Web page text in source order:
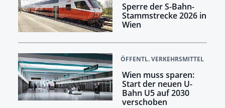
Sperre der S-Bahn-
Stammstrecke 2026 in
Wien
ÖFFENTL. VERKEHRSMITTEL
Wien muss sparen:
Start der neuen U-
Bahn U5 auf 2030
verschoben